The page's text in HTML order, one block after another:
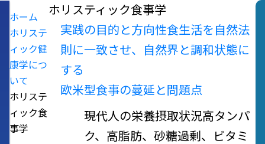
ホーム
ホリステ
ィック健
康学につ
いて
ホリステ
ィック食
事学
ホリスティック食事学
実践の目的と方向性食生活を自然法
則に一致させ、自然界と調和状態に
する
欧米型食事の蔓延と問題点
現代人の栄養摂取状況高タンパ
ク、高脂肪、砂糖過剰、ビタミ